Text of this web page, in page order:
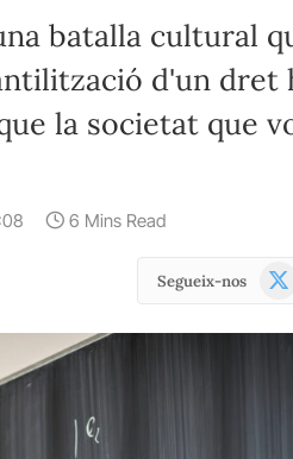
batalla cultural
d'un dret
la societat que
6 Mins Read
Segueix-nos
X